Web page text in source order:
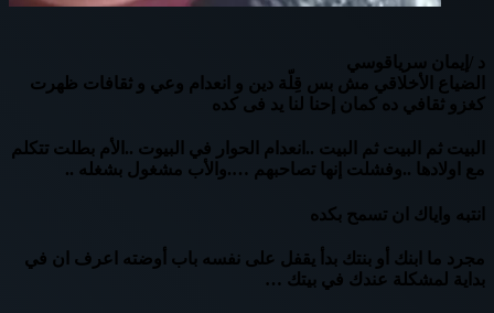
د /إيمان سرياقوسي
الضياع الأخلاقي مش بس قِلّة دين و انعدام وعي و ثقافات ظهرت
كغزو ثقافي ده كمان إحنا لنا يد فى كده
البيت ثم البيت ثم البيت ..انعدام الحوار في البيوت ..الأم بطلت تتكلم
مع اولادها ..وفشلت إنها تصاحبهم ….والأب مشغول بشغله ..
انتبه واياك ان تسمح بكده
مجرد ما ابنك أو بنتك بدأ يقفل على نفسه باب أوضته اعرف ان في
بداية لمشكلة عندك في بيتك …